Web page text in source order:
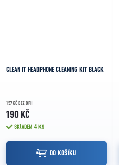
CLEAN IT HEADPHONE CLEANING KIT BLACK
157 KČ BEZ DPH
190 KČ
SKLADEM 4 KS
DO KOŠÍKU